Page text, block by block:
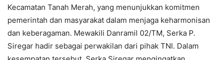
Kecamatan Tanah Merah, yang menunjukkan komitmen
pemerintah dan masyarakat dalam menjaga keharmonisan
dan keberagaman. Mewakili Danramil 02/TM, Serka P.
Siregar hadir sebagai perwakilan dari pihak TNI. Dalam